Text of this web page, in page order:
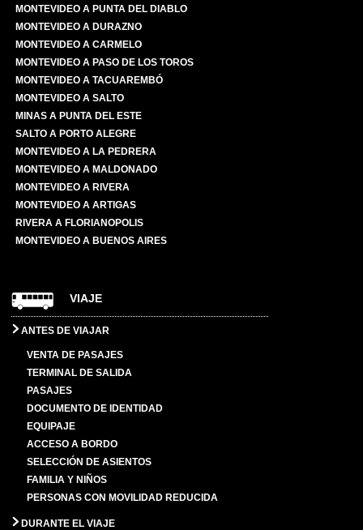
MONTEVIDEO A PUNTA DEL DIABLO
MONTEVIDEO A DURAZNO
MONTEVIDEO A CARMELO
MONTEVIDEO A PASO DE LOS TOROS
MONTEVIDEO A TACUAREMBÓ
MONTEVIDEO A SALTO
MINAS A PUNTA DEL ESTE
SALTO A PORTO ALEGRE
MONTEVIDEO A LA PEDRERA
MONTEVIDEO A MALDONADO
MONTEVIDEO A RIVERA
MONTEVIDEO A ARTIGAS
RIVERA A FLORIANOPOLIS
MONTEVIDEO A BUENOS AIRES
VIAJE
ANTES DE VIAJAR
VENTA DE PASAJES
TERMINAL DE SALIDA
PASAJES
DOCUMENTO DE IDENTIDAD
EQUIPAJE
ACCESO A BORDO
SELECCIÓN DE ASIENTOS
FAMILIA Y NIÑOS
PERSONAS CON MOVILIDAD REDUCIDA
DURANTE EL VIAJE